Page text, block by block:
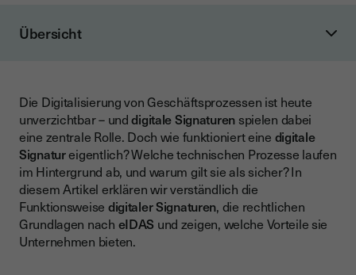
Übersicht
Unterschied zwischen elektronischer und digitaler Signatur
Die technische Funktionsweise einer digitalen Signatur
Public-Key-Infrastructure (PKI)
Technische Komponenten im Überblick
Der Signaturprozess Schritt für Schritt
Erstellung der Signatur
Die Digitalisierung von Geschäftsprozessen ist heute
unverzichtbar – unddigitale Signaturen spielen dabei
eine zentrale Rolle. Doch wie funktioniert eine digitale
Signatureigentlich? Welche technischen Prozesse laufen
im Hintergrund ab, und warum gilt sie als sicher? In
diesem Artikel erklären wir verständlich die
Funktionsweise digitaler Signaturen, die rechtlichen
Grundlagen nach eIDAS und zeigen, welche Vorteile sie
Unternehmen bieten.